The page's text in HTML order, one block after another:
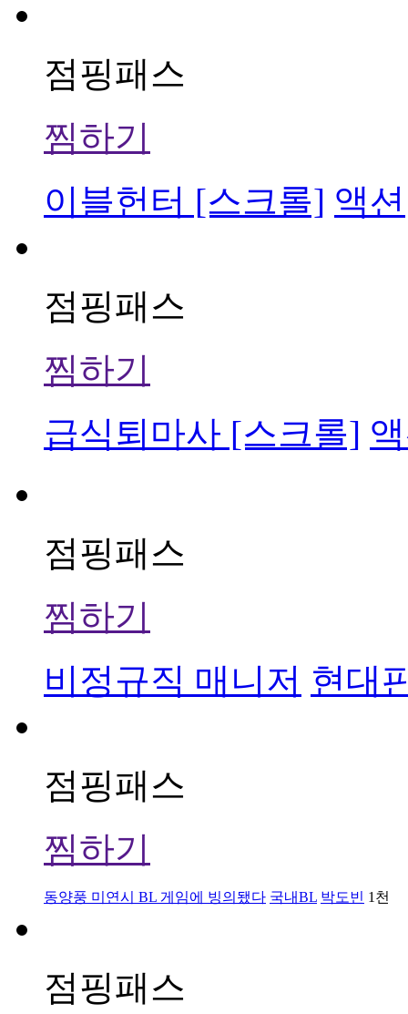
점핑패스
찜하기
이블헌터 [스크롤] 액션
점핑패스
찜하기
급식퇴마사 [스크롤]
점핑패스
찜하기
비정규직 매니저 현대
점핑패스
찜하기
동양풍 미연시 BL 게임에 빙의됐다 국내BL 박도빈 1천
점핑패스